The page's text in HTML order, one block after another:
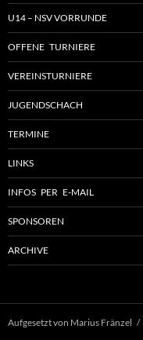
U14 – NSV VORRUNDE
OFFENE TURNIERE
VEREINSTURNIERE
JUGENDSCHACH
TERMINE
LINKS
INFOS PER E-MAIL
SPONSOREN
ARCHIVE
Aufgesetzt von Marius Fränzel